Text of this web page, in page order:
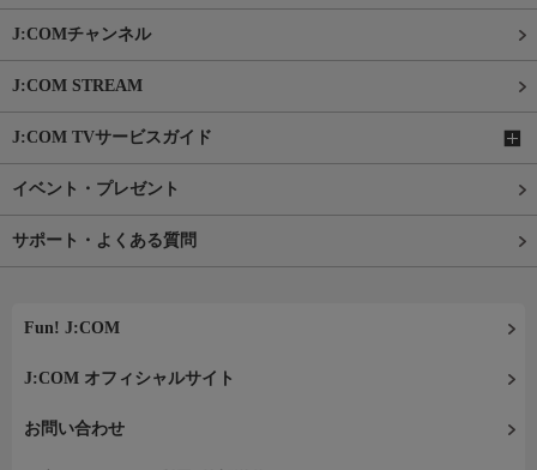
J:COMチャンネル
J:COM STREAM
J:COM TVサービスガイド
イベント・プレゼント
サポート・よくある質問
Fun! J:COM
J:COM オフィシャルサイト
お問い合わせ